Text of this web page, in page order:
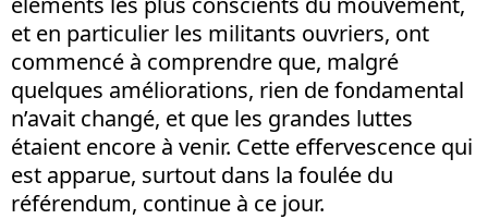
et en particulier les militants ouvriers, ont
commencé à comprendre que, malgré
quelques améliorations, rien de fondamental
n’avait changé, et que les grandes luttes
étaient encore à venir. Cette effervescence qui
est apparue, surtout dans la foulée du
référendum, continue à ce jour.